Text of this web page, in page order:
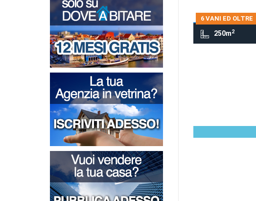
6 VANI ED OLTRE
250m2